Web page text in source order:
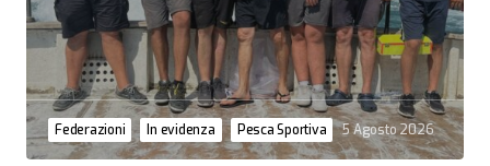
Federazioni In evidenza Pesca Sportiva 5 Agosto 2026